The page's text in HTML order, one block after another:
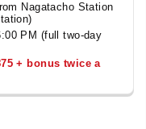
Nagatacho Station
PM (full two-day
+ bonus twice a